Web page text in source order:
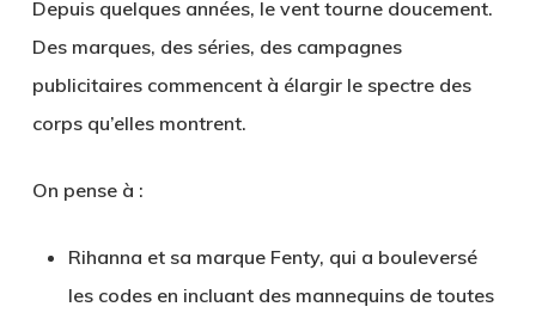
Depuis quelques années, le vent tourne doucement.
Des marques, des séries, des campagnes
publicitaires commencent à élargir le spectre des
corps qu’elles montrent.
On pense à :
Rihanna et sa marque Fenty, qui a bouleversé
les codes en incluant des mannequins de toutes